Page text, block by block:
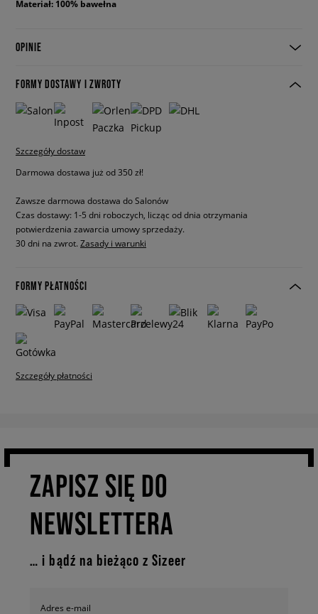
Materiał: 100% bawełna
OPINIE
FORMY DOSTAWY I ZWROTY
Szczegóły dostaw
Darmowa dostawa już od 350 zł!
Zawsze darmowa dostawa do Salonów
Czas dostawy: 1-5 dni roboczych, licząc od dnia otrzymania
potwierdzenia zawarcia umowy sprzedaży.
30 dni na zwrot. Zasady i warunki
FORMY PŁATNOŚCI
Szczegóły płatności
ZAPISZ SIĘ DO
NEWSLETTERA
… i bądź na bieżąco z Sizeer
Adres e-mail